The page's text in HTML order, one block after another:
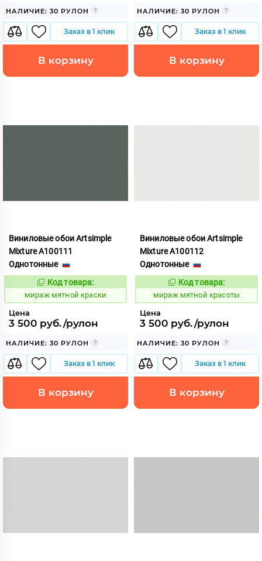
НАЛИЧИЕ: 30 РУЛОН
Заказ в 1 клик
В корзину
НАЛИЧИЕ: 30 РУЛОН
Заказ в 1 клик
В корзину
Виниловые обои Artsimple
Mixture A100111
Однотонные
992164
Код товара:
мираж мятной краски
Цена
3 500 руб./рулон
НАЛИЧИЕ: 30 РУЛОН
Заказ в 1 клик
В корзину
Виниловые обои Artsimple
Mixture A100112
Однотонные
992165
Код товара:
мираж мятной красоты
Цена
3 500 руб./рулон
НАЛИЧИЕ: 30 РУЛОН
Заказ в 1 клик
В корзину